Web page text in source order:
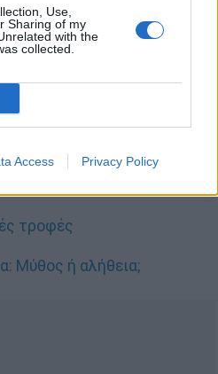
Use,
Sharing of my
with the
collected.
Access Privacy Policy
και άλλων προϊόντων
το στόμα.
να πίνετε μέσα
τροφές
Μύθος ή αλήθεια;